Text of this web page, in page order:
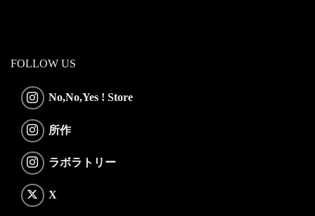
FOLLOW US
No,No,Yes ! Store
所作
ラボラトリー
X